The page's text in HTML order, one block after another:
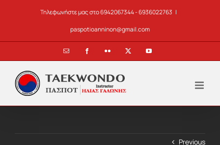
Τηλεφωνήστε μας στο 6942067344 - 6936022763 |
paspotioanninon@gmail.com
Email FacebookFlickr YouTube
Previous